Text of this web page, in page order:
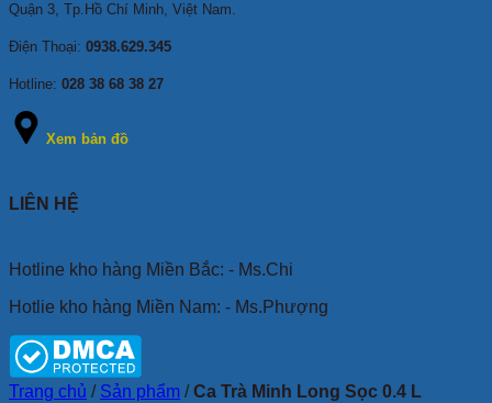
Quận 3, Tp.Hồ Chí Minh, Việt Nam.
Điện Thoại: 0938.629.345
Hotline: 028 38 68 38 27
Xem bản đồ
LIÊN HỆ
Hotline kho hàng Miền Bắc: - Ms.Chi
Hotlie kho hàng Miền Nam: - Ms.Phượng
Trang chủ / Sản phẩm /Ca Trà Minh Long Sọc 0.4 L